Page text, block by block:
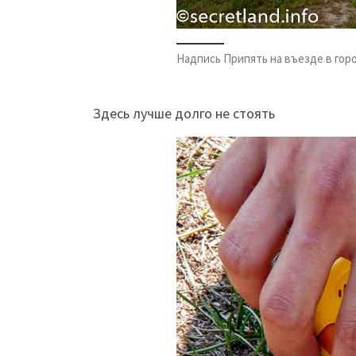
Надпись Припять на въезде в
Здесь лучше долго не стоять